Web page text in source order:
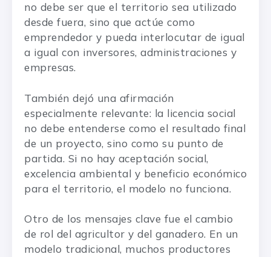
no debe ser que el territorio sea utilizado
desde fuera, sino que actúe como
emprendedor y pueda interlocutar de igual
a igual con inversores, administraciones y
empresas.
También dejó una afirmación
especialmente relevante: la licencia social
no debe entenderse como el resultado final
de un proyecto, sino como su punto de
partida. Si no hay aceptación social,
excelencia ambiental y beneficio económico
para el territorio, el modelo no funciona.
Otro de los mensajes clave fue el cambio
de rol del agricultor y del ganadero. En un
modelo tradicional, muchos productores